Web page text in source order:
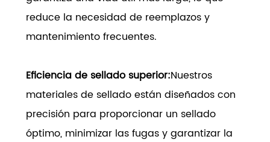
reduce la necesidad de reemplazos y
mantenimiento frecuentes.
Eficiencia de sellado superior:Nuestros
materiales de sellado están diseñados con
precisión para proporcionar un sellado
óptimo, minimizar las fugas y garantizar la